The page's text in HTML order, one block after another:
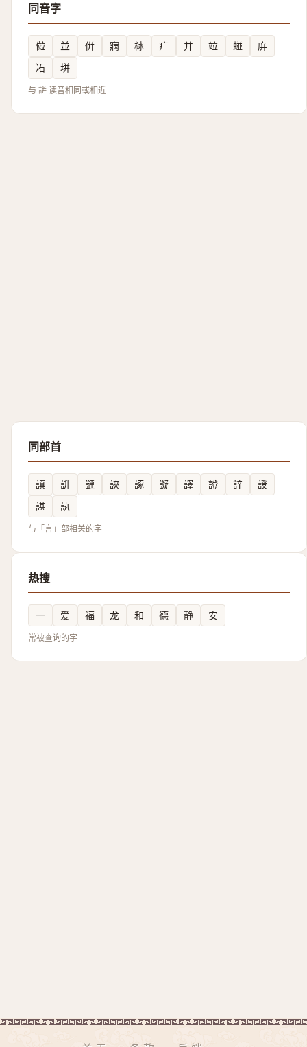
同音字
傡 並 倂 寎 栤 疒 并 竝 䗒
庰
㓈
垪
与 誁 读音相同或相近
同部首
謓 䛂 謰 䛟 諑 譺 譯 證 䛨
䛵
諶
訙
与「言」部相关的字
热搜
一 爱 福 龙 和 德 静 安
常被查询的字